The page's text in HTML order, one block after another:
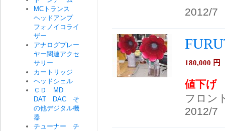
2012/7
180,000 円
値下げ
フロン
2012/7
MCトランス
ヘッドアンプ
フォノイコライ
ザー
アナログプレー
ヤー関連アクセ
サリー
カートリッジ
ヘッドシェル
ＣＤ MD
DAT DAC そ
の他デジタル機
器
チューナー チ